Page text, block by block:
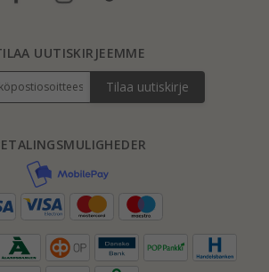
UUTISKIRJEEMME
Tilaa uutiskirje